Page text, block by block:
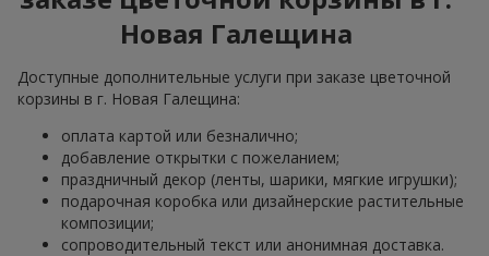
Новая Галещина
Доступные дополнительные услуги при заказе цветочной
корзины в г. Новая Галещина:
оплата картой или безналично;
добавление открытки с пожеланием;
праздничный декор (ленты, шарики, мягкие игрушки);
подарочная коробка или дизайнерские растительные
композиции;
сопроводительный текст или анонимная доставка.